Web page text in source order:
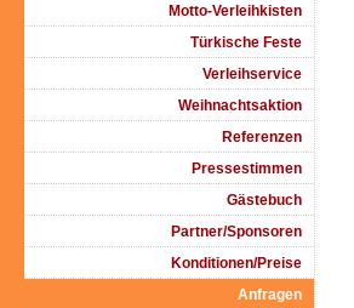
Motto-Verleihkisten
Türkische Feste
Verleihservice
Weihnachtsaktion
Referenzen
Pressestimmen
Gästebuch
Partner/Sponsoren
Konditionen/Preise
Anfragen